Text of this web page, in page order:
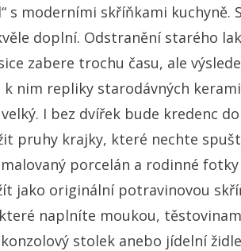
s moderními skříňkami
doplní. Odstranění starého
zabere trochu času, ale
nim repliky starodávných
I bez dvířek bude kredenc
pruhy krajky, které nechte
porcelán a rodinné
jako originální potravinovou
naplníte moukou,
stolek anebo jídelní